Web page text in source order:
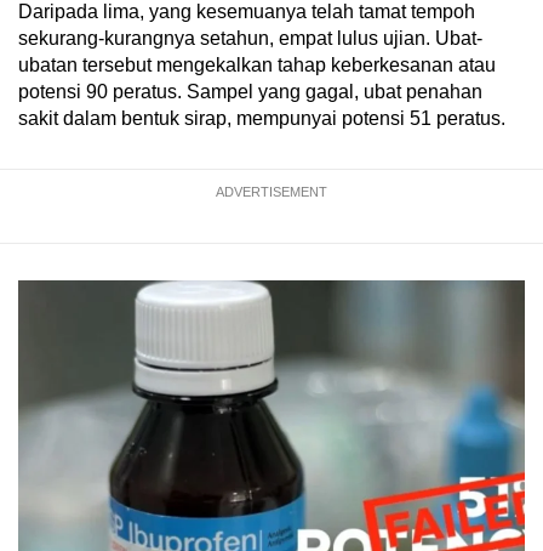
Daripada lima, yang kesemuanya telah tamat tempoh
sekurang-kurangnya setahun, empat lulus ujian. Ubat-
ubatan tersebut mengekalkan tahap keberkesanan atau
potensi 90 peratus. Sampel yang gagal, ubat penahan
sakit dalam bentuk sirap, mempunyai potensi 51 peratus.
ADVERTISEMENT